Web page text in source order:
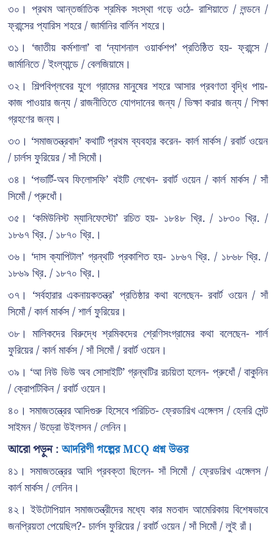
৩০। প্রথম আন্তর্জাতিক শ্রমিক সংস্থা গড়ে ওঠে- রাশিয়াতে / লন্ডনে /
ফ্রান্সের প্যারিস শহরে / জার্মানির বার্লিন শহরে।
৩১। ‘জাতীয় কর্মশালা’ বা ‘ন্যাশনাল ওয়ার্কশপ’ প্রতিষ্ঠিত হয়- ফ্রান্সে /
জার্মানিতে / ইংল্যান্ডে / বেলজিয়ামে।
৩২। শিল্পবিপ্লবের যুগে গ্রামের মানুষের শহরে আসার প্রবণতা বৃদ্ধি পায়-
কাজ পাওয়ার জন্য / রাজনীতিতে যোগদানের জন্য / ভিক্ষা করার জন্য / শিক্ষা
গ্রহণের জন্য।
৩৩। ‘সমাজতন্ত্রবাদ’ কথাটি প্রথম ব্যবহার করেন- কার্ল মার্কস / রবার্ট ওয়েন
/ চার্লস ফুরিয়ের / সাঁ সিমোঁ।
৩৪। ‘পভার্টি-অব ফিলোসফি’ বইটি লেখেন- রবার্ট ওয়েন / কার্ল মার্কস / সাঁ
সিমোঁ / প্রুধোঁ।
৩৫। ‘কমিউনিস্ট ম্যানিফেস্টো’ রচিত হয়- ১৮৪৮ খ্রি. / ১৮৩০ খ্রি. /
১৮৬৭ খ্রি. / ১৮৭০ খ্রি.।
৩৬। ‘দাস ক্যাপিটাল’ গ্রন্থটি প্রকাশিত হয়- ১৮৬৭ খ্রি. / ১৮৬৮ খ্রি. /
১৮৬৯ খ্রি. / ১৮৭০ খ্রি.।
৩৭। ‘সর্বহারার একনায়কতন্ত্র’ প্রতিষ্ঠার কথা বলেছেন- রবার্ট ওয়েন / সাঁ
সিমোঁ / কার্ল মার্কস / শার্ল ফুরিয়ের।
৩৮। মালিকদের বিরুদ্ধে শ্রমিকদের শ্রেণিসংগ্রামের কথা বলেছেন- শার্ল
ফুরিয়ের / কার্ল মার্কস / সাঁ সিমোঁ / রবার্ট ওয়েন।
৩৯। ‘আ নিউ ভিউ অব সোসাইটি’ গ্রন্থটির রচয়িতা হলেন- প্রুধোঁ / বাকুনিন
/ ক্রোপটিকিন / রবার্ট ওয়েন।
৪০। সমাজতন্ত্রের আদিগুরু হিসেবে পরিচিত- ফ্রেডারিখ এঙ্গেলস / হেনরি সেন্ট
সাইমন / উড্রো উইলসন / লেনিন।
আরো পড়ুন :আদরিণী গল্পের MCQ প্রশ্ন উত্তর
৪১। সমাজতন্ত্রের আদি প্রবক্তা ছিলেন- সাঁ সিমোঁ / ফ্রেডরিখ এঙ্গেলস /
কার্ল মার্কস / লেনিন।
৪২। ইউটোপিয়ান সমাজতন্ত্রীদের মধ্যে কার মতবাদ আমেরিকায় বিশেষভাবে
জনপ্রিয়তা পেয়েছিল?- চার্লস ফুরিয়ের / রবার্ট ওয়েন / সাঁ সিমোঁ / লুই রাঁ।